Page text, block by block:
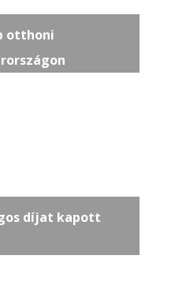
otthoni
díjat kapott